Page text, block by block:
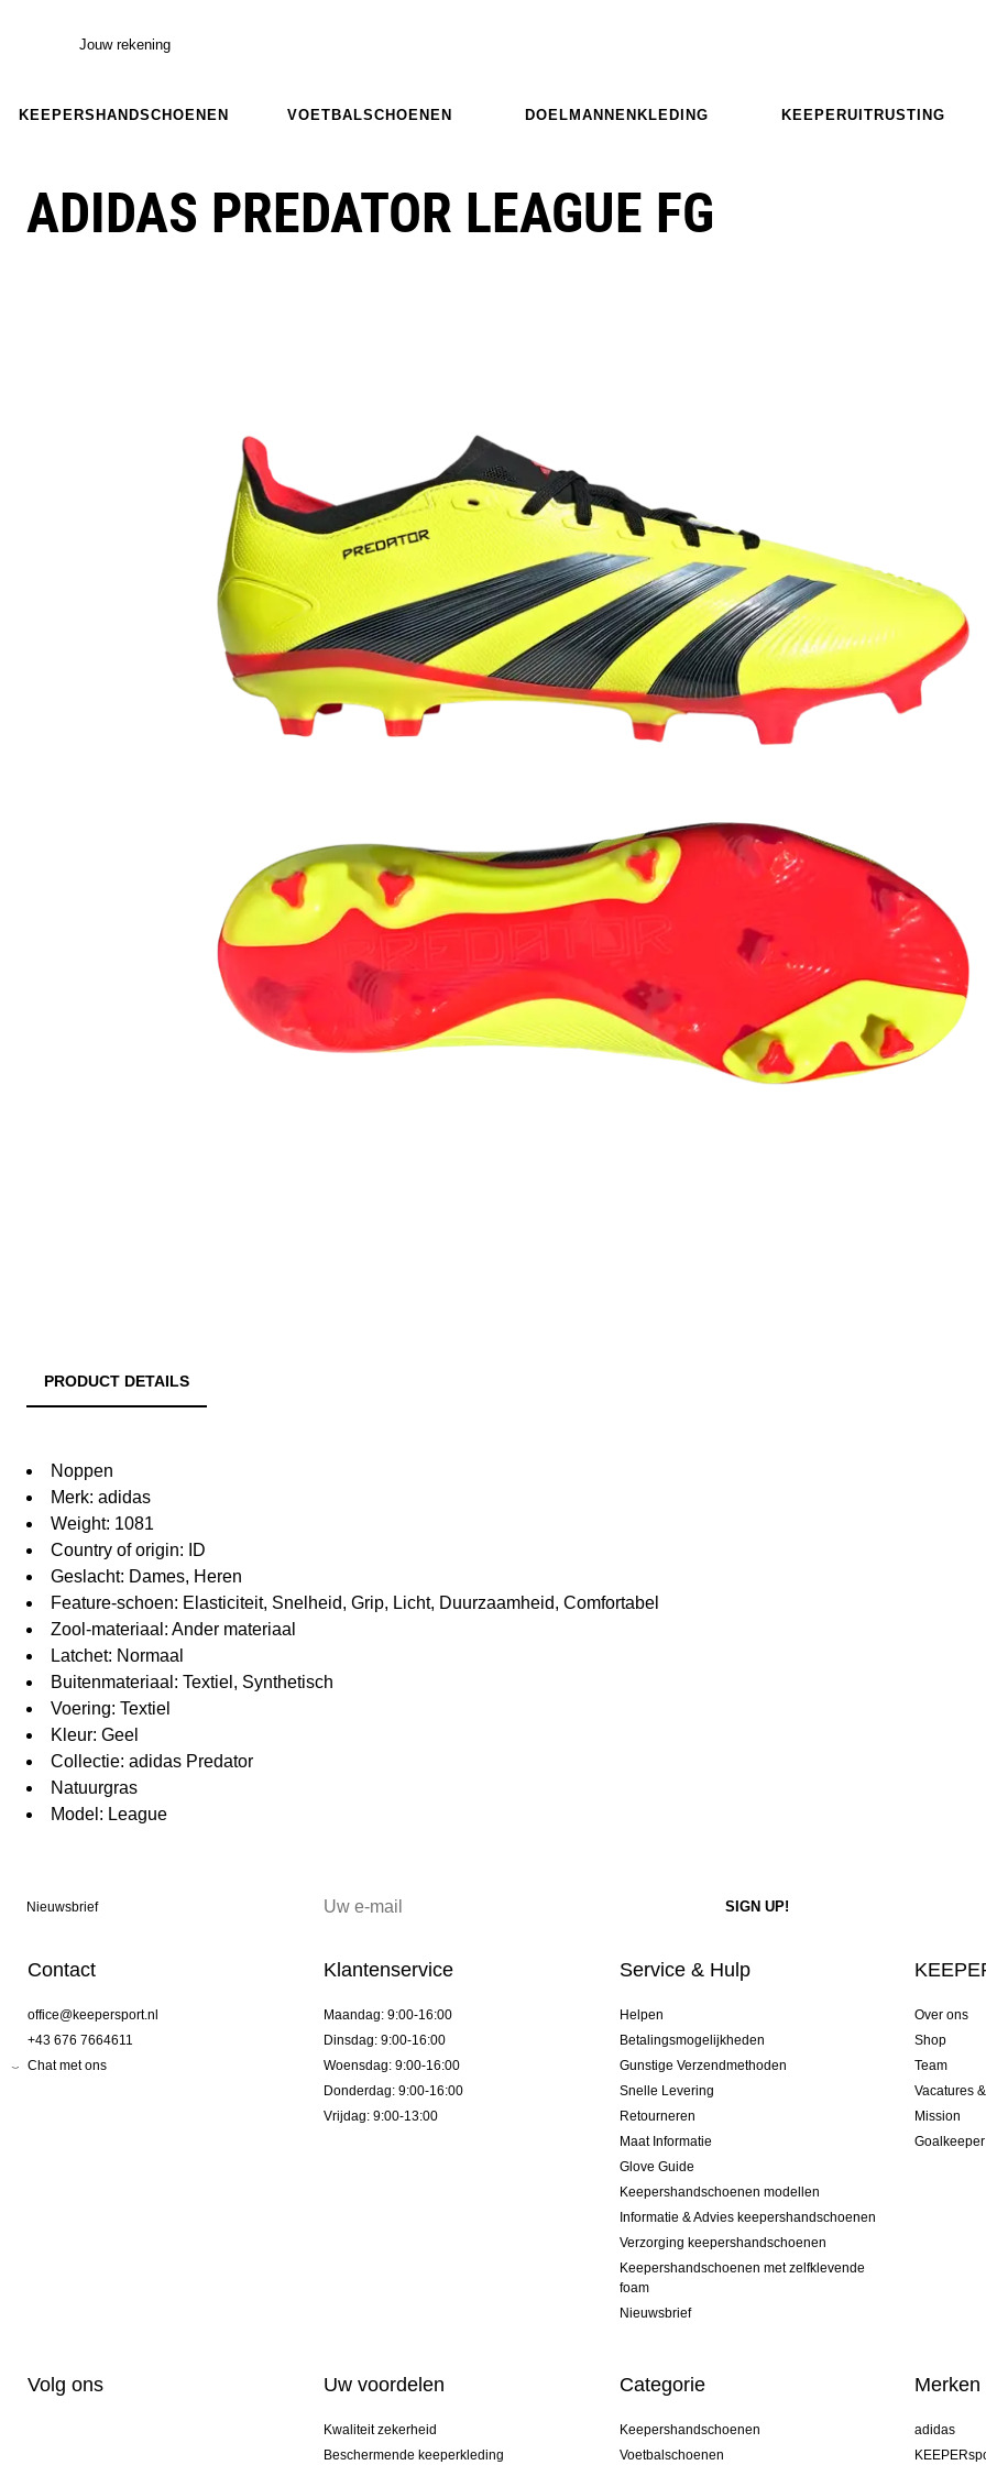
Jouw rekening
KEEPERSHANDSCHOENEN VOETBALSCHOENEN DOELMANNENKLEDING KEEPERUITRUSTING
ADIDAS PREDATOR LEAGUE FG
PRODUCT DETAILS
Noppen
Merk: adidas
Weight: 1081
Country of origin: ID
Geslacht: Dames, Heren
Feature-schoen: Elasticiteit, Snelheid, Grip, Licht, Duurzaamheid, Comfortabel
Zool-materiaal: Ander materiaal
Latchet: Normaal
Buitenmateriaal: Textiel, Synthetisch
Voering: Textiel
Kleur: Geel
Collectie: adidas Predator
Natuurgras
Model: League
Nieuwsbrief
Contact
office@keepersport.nl
+43 676 7664611
Chat met ons
Klantenservice
Maandag: 9:00-16:00
Dinsdag: 9:00-16:00
Woensdag: 9:00-16:00
Donderdag: 9:00-16:00
Vrijdag: 9:00-13:00
Service & Hulp
Helpen
Betalingsmogelijkheden
Gunstige Verzendmethoden
Snelle Levering
Retourneren
Maat Informatie
Glove Guide
Keepershandschoenen modellen
Informatie & Advies keepershandschoenen
Verzorging keepershandschoenen
Keepershandschoenen met zelfklevende
foam
Nieuwsbrief
Over ons
Shop
Team
Vacatures
Mission
Volg ons Uw voordelen
Kwaliteit zekerheid
Beschermende keeperkleding
Categorie
Keepershandschoenen
Voetbalschoenen
Merken
adidas